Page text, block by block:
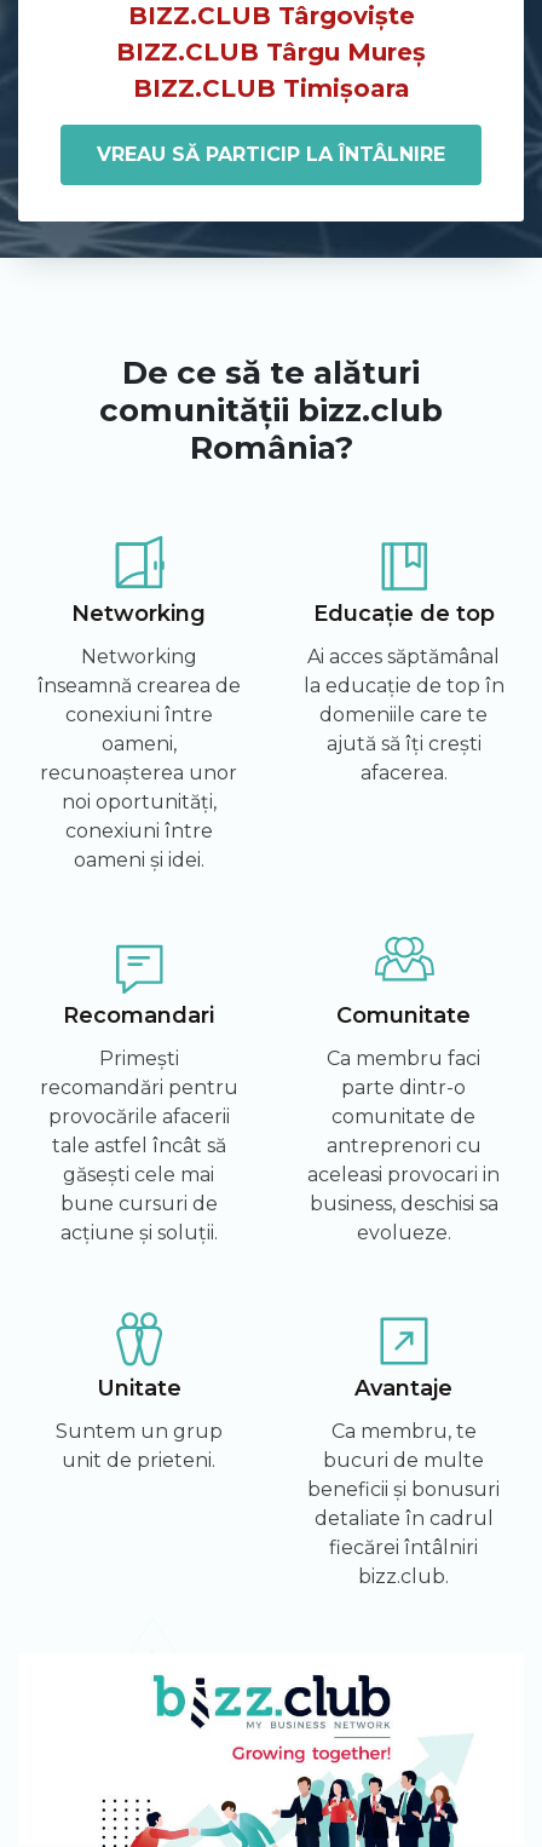
BIZZ.CLUB Târgoviște
BIZZ.CLUB Târgu Mureș
BIZZ.CLUB Timișoara
VREAU SĂ PARTICIP LA ÎNTÂLNIRE
De ce să te alături
comunității bizz.club
România?
Networking
Networking
înseamnă crearea de
conexiuni între
oameni,
recunoașterea unor
noi oportunități,
conexiuni între
oameni și idei.
Educație de top
Ai acces săptămânal
la educație de top în
domeniile care te
ajută să îți crești
afacerea.
Recomandari
Primești
recomandări pentru
provocările afacerii
tale astfel încât să
găsești cele mai
bune cursuri de
acțiune și soluții.
Comunitate
Ca membru faci
parte dintr-o
comunitate de
antreprenori cu
aceleasi provocari in
business, deschisi sa
evolueze.
Unitate
Suntem un grup
unit de prieteni.
Avantaje
Ca membru, te
bucuri de multe
beneficii și bonusuri
detaliate în cadrul
fiecărei întâlniri
bizz.club.